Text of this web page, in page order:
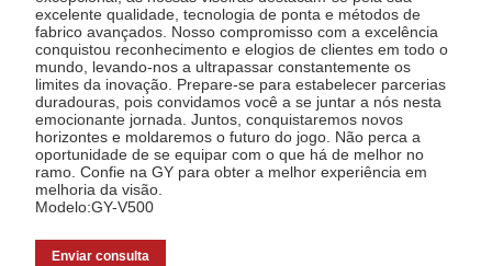
excelente qualidade, tecnologia de ponta e métodos de
fabrico avançados. Nosso compromisso com a excelência
conquistou reconhecimento e elogios de clientes em todo o
mundo, levando-nos a ultrapassar constantemente os
limites da inovação. Prepare-se para estabelecer parcerias
duradouras, pois convidamos você a se juntar a nós nesta
emocionante jornada. Juntos, conquistaremos novos
horizontes e moldaremos o futuro do jogo. Não perca a
oportunidade de se equipar com o que há de melhor no
ramo. Confie na GY para obter a melhor experiência em
melhoria da visão.
Modelo:GY-V500
Enviar consulta